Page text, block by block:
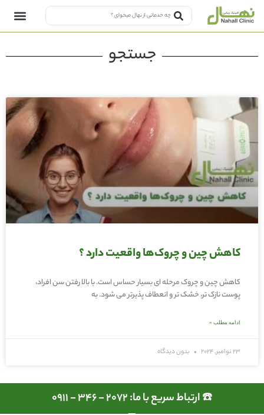
جستجو
کاهش چین و چروک‌ها واقعیت دارد ؟
کاهش چین و چروک مرحله ای بسیار حساس است. با بالا رفتن سن افراد،
پوست نازک تر، خشک تر و انعطاف پذیرتر می شود. به
ادامه مطلب »
23 نوامبر, 2024 بدون دیدگاه
☎️ ارتباط سریع با ما: 2072 - 346 - 0911